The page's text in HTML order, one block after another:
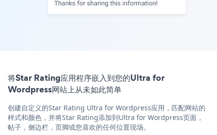
将Star Rating应用程序嵌入到您的Ultra for
Wordpress网站上从未如此简单
创建自定义的Star Rating Ultra for Wordpress应用，匹配网站的
样式和颜色，并将Star Rating添加到Ultra for Wordpress页面，
帖子，侧边栏，页脚或您喜欢的任何位置现场。